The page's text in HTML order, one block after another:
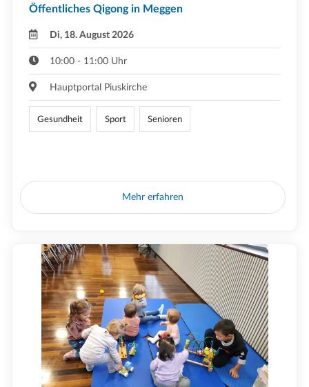
Öffentliches Qigong in Meggen
Di, 18. August 2026
10:00 - 11:00 Uhr
Hauptportal Piuskirche
Gesundheit Sport Senioren
Mehr erfahren